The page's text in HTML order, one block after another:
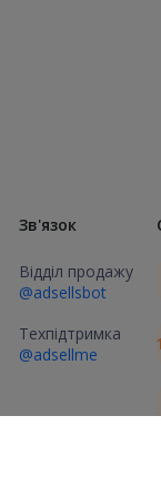
Зв'язок
Відділ продажу
@adsellsbot
Техпідтримка
@adsellme